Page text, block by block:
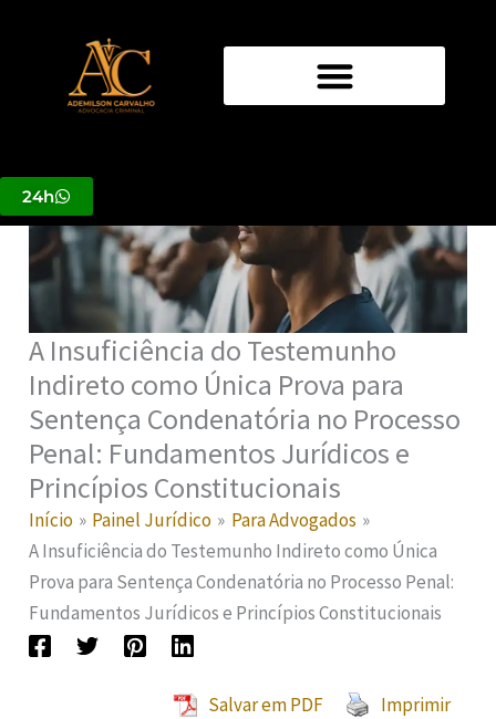
conteúdo
24h
A Insuficiência do Testemunho
Indireto como Única Prova para
Sentença Condenatória no Processo
Penal: Fundamentos Jurídicos e
Princípios Constitucionais
Início Painel Jurídico
Para Advogados
A Insuficiência do Testemunho Indireto como Única
Prova para Sentença Condenatória no Processo Penal:
Fundamentos Jurídicos e Princípios Constitucionais
Salvar em PDF
Imprimir